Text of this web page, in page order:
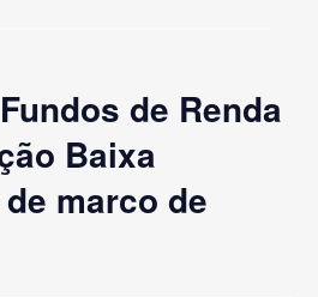
de Renda
Baixa
marco de